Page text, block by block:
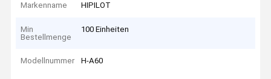
Markenname HIPILOT
Min
Bestellmenge
100 Einheiten
Modellnummer H-A60